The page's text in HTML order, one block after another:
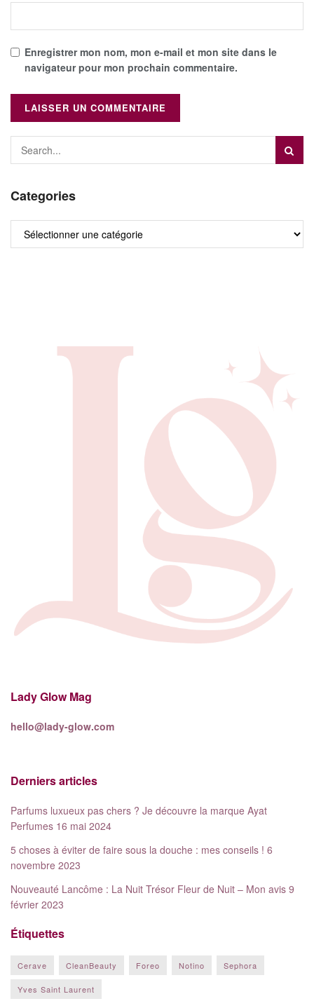
Enregistrer mon nom, mon e-mail et mon site dans le
navigateur pour mon prochain commentaire.
Categories
Lady Glow Mag
hello@lady-glow.com
Derniers articles
Parfums luxueux pas chers ? Je découvre la marque Ayat
Perfumes 16 mai 2024
5 choses à éviter de faire sous la douche : mes conseils ! 6
novembre 2023
Nouveauté Lancôme : La Nuit Trésor Fleur de Nuit – Mon avis 9
février 2023
Étiquettes
Cerave CleanBeauty Foreo Notino Sephora
Yves Saint Laurent